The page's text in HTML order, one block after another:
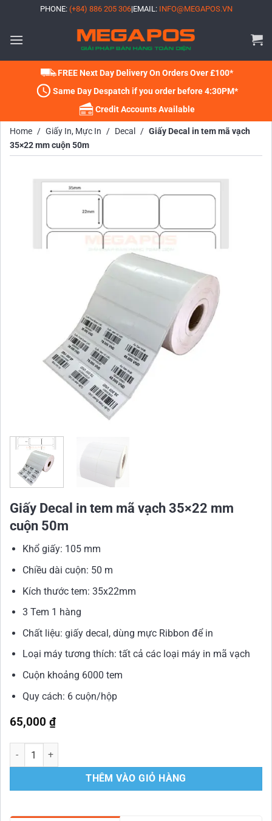
nội
PHONE: (+84) 886 205 306|EMAIL: INFO@MEGAPOS.VN
FREE Next Day Delivery On Orders Over £100*
Same Day Despatch if you order before 4:30PM*
Credit Accounts Available
Home / Giấy In, Mực In / Decal / Giấy Decal in tem mã vạch
35×22 mm cuộn 50m
Giấy Decal in tem mã vạch 35×22 mm
cuộn 50m
Khổ giấy: 105 mm
Chiều dài cuộn: 50 m
Kích thước tem: 35x22mm
3 Tem 1 hàng
Chất liệu: giấy decal, dùng mực Ribbon để in
Loại máy tương thích: tất cả các loại máy in mã vạch
Cuộn khoảng 6000 tem
Quy cách: 6 cuộn/hộp
65,000 ₫
Giấy Decal in tem mã vạch 35x22 mm cuộn 50m số lượng
THÊM VÀO GIỎ HÀNG